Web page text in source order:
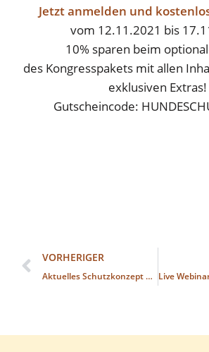
Jetzt anmelden und
vom 12.11.2021 bis
10% sparen beim
des Kongresspakets mit allen
exklusiven Extras!
Gutscheincode:
VORHERIGER
Aktuelles Schutzkonzept Covid 19